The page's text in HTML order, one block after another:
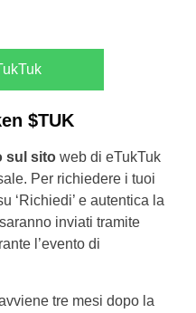
$TUK
sul sito web di eTukTuk
Per richiedere i tuoi
‘Richiedi’ e autentica la
inviati tramite
l’evento di
tre mesi dopo la